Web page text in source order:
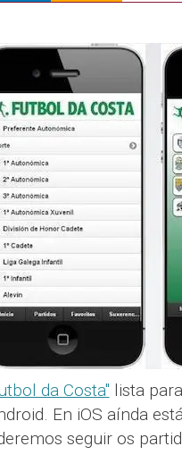
da Costa" lista
En iOS aínda
seguir os